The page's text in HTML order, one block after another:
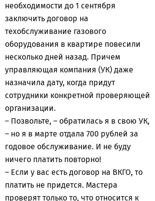
необходимости до 1 сентября
заключить договор на
техобслуживание газового
оборудования в квартире повесили
несколько дней назад. Причем
управляющая компания (УК) даже
назначила дату, когда придут
сотрудники конкретной проверяющей
организации.
– Позвольте, – обратилась я в свою УК,
– но я в марте отдала 700 рублей за
годовое обслуживание. И не буду
ничего платить повторно!
– Если у вас есть договор на ВКГО, то
платить не придется. Мастера
проверят только то, что относится к